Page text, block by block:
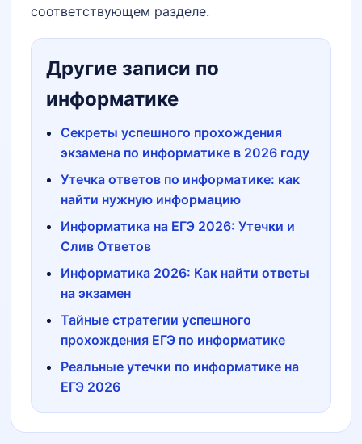
соответствующем разделе.
Другие записи по
информатике
Секреты успешного прохождения
экзамена по информатике в 2026 году
Утечка ответов по информатике: как
найти нужную информацию
Информатика на ЕГЭ 2026: Утечки и
Слив Ответов
Информатика 2026: Как найти ответы
на экзамен
Тайные стратегии успешного
прохождения ЕГЭ по информатике
Реальные утечки по информатике на
ЕГЭ 2026